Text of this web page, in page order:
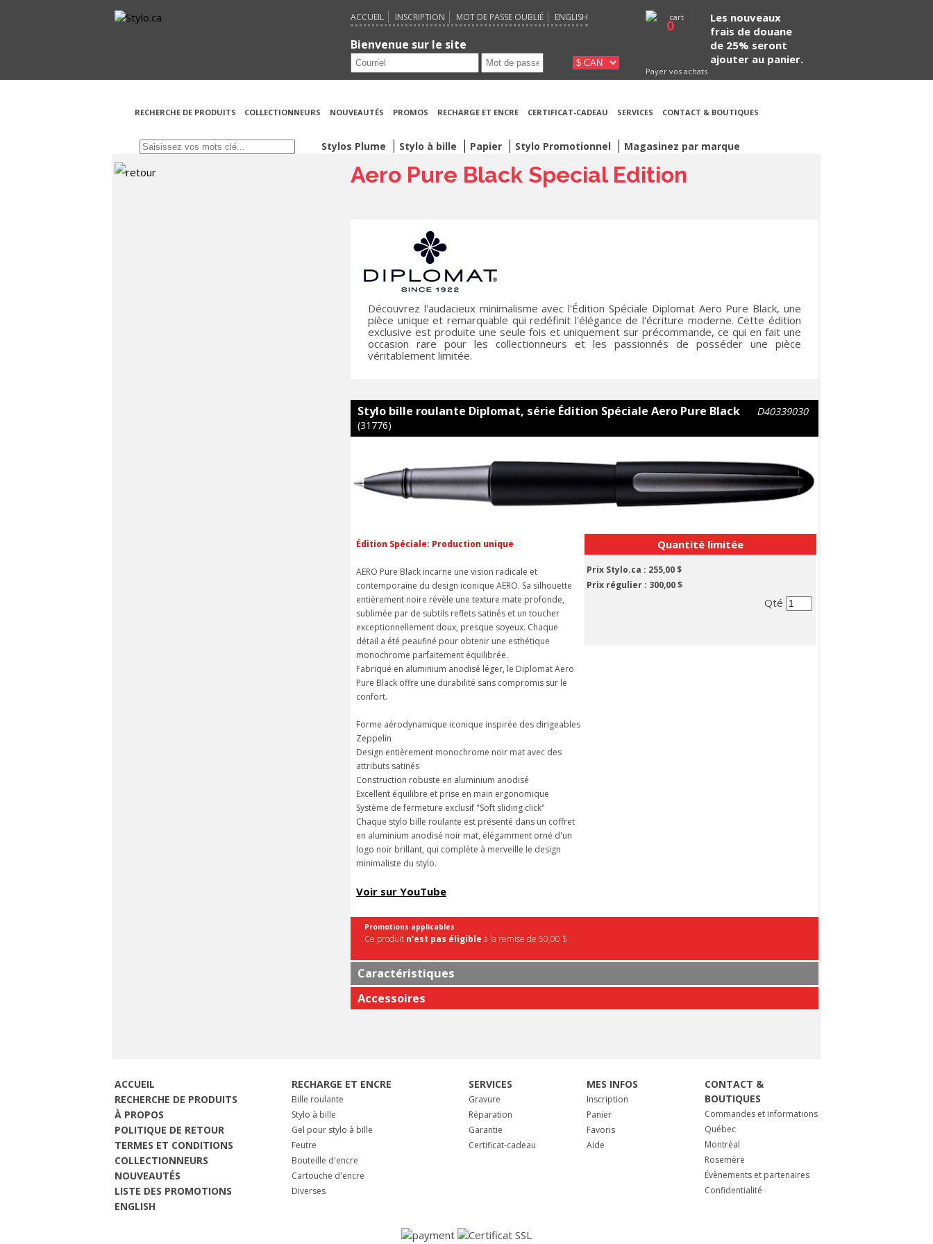
ACCUEIL INSCRIPTION MOT DE PASSE OUBLIÉ ENGLISH
Bienvenue sur le site
Payer vos achats
0
Les nouveaux
frais de douane
de 25% seront
ajouter au panier.
RECHERCHE DE PRODUITS COLLECTIONNEURS NOUVEAUTÉS PROMOS RECHARGE ET ENCRE CERTIFICAT-CADEAU SERVICES CONTACT & BOUTIQUES
Stylos Plume Stylo à bille Papier Stylo Promotionnel Magasinez par marque
Aero Pure Black Special Edition
Découvrez l'audacieux minimalisme avec l'Édition Spéciale Diplomat Aero Pure Black, une
pièce unique et remarquable qui redéfinit l'élégance de l'écriture moderne. Cette édition
exclusive est produite une seule fois et uniquement sur précommande, ce qui en fait une
occasion rare pour les collectionneurs et les passionnés de posséder une pièce
véritablement limitée.
Stylo bille roulante Diplomat, série Édition Spéciale Aero Pure Black
D40339030
(31776)
Édition Spéciale: Production unique
AERO Pure Black incarne une vision radicale et
contemporaine du design iconique AERO. Sa silhouette
entièrement noire révèle une texture mate profonde,
sublimée par de subtils reflets satinés et un toucher
exceptionnellement doux, presque soyeux. Chaque
détail a été peaufiné pour obtenir une esthétique
monochrome parfaitement équilibrée.
Fabriqué en aluminium anodisé léger, le Diplomat Aero
Pure Black offre une durabilité sans compromis sur le
confort.
Forme aérodynamique iconique inspirée des dirigeables
Zeppelin
Design entièrement monochrome noir mat avec des
attributs satinés
Construction robuste en aluminium anodisé
Excellent équilibre et prise en main ergonomique
Système de fermeture exclusif "Soft sliding click"
Chaque stylo bille roulante est présenté dans un coffret
en aluminium anodisé noir mat, élégamment orné d'un
logo noir brillant, qui complète à merveille le design
minimaliste du stylo.
Voir sur YouTube
Quantité limitée
Prix Stylo.ca : 255,00 $
Prix régulier : 300,00 $
Qté
Promotions applicables
Ce produit n'est pas éligible à la remise de 50,00 $.
Caractéristiques
Accessoires
ACCUEIL
RECHERCHE DE PRODUITS
À PROPOS
POLITIQUE DE RETOUR
TERMES ET CONDITIONS
COLLECTIONNEURS
NOUVEAUTÉS
LISTE DES PROMOTIONS
ENGLISH
RECHARGE ET ENCRE
Bille roulante
Stylo à bille
Gel pour stylo à bille
Feutre
Bouteille d'encre
Cartouche d'encre
Diverses
SERVICES
Gravure
Réparation
Garantie
Certificat-cadeau
MES INFOS
Inscription
Panier
Favoris
Aide
CONTACT &
BOUTIQUES
Commandes et informations
Québec
Montréal
Rosemère
Évènements et partenaires
Confidentialité